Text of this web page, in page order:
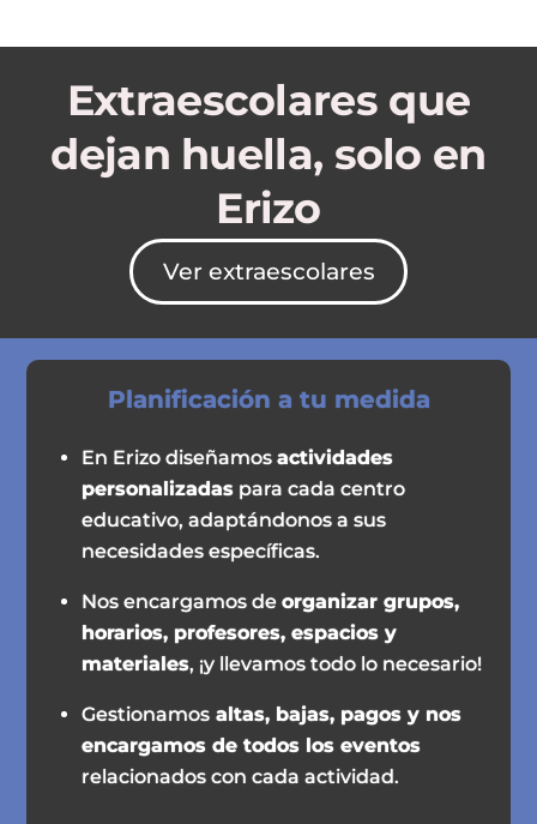
Extraescolares que
dejan huella, solo en
Erizo
Ver extraescolares
Planificación a tu medida
En Erizo diseñamosactividades
personalizadas para cada centro
educativo, adaptándonos a sus
necesidades específicas.
Nos encargamos deorganizar grupos,
horarios, profesores, espacios y
materiales, ¡y llevamos todo lo necesario!
Gestionamos altas, bajas, pagos y nos
encargamos de todos los eventos
relacionados con cada actividad.